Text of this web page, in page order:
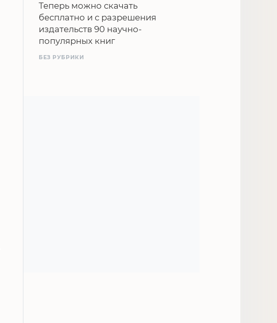
Теперь можно скачать
бесплатно и с разрешения
издательств 90 научно-
популярных книг
БЕЗ РУБРИКИ